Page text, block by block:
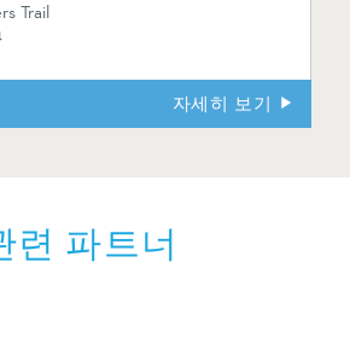
Trail
자세히 보기
련 파트너